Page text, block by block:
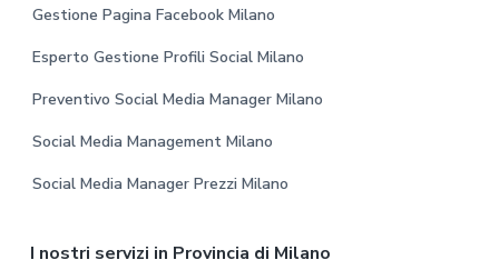
Gestione Pagina Facebook Milano
Esperto Gestione Profili Social Milano
Preventivo Social Media Manager Milano
Social Media Management Milano
Social Media Manager Prezzi Milano
I nostri servizi in Provincia di Milano